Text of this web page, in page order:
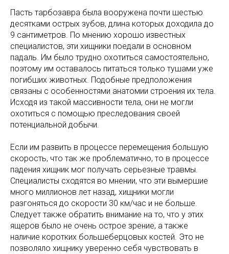
Пасть тарбозавра была вооружена почти шестью
десятками острых зубов, длина которых доходила до
9 сантиметров. По мнению хорошо известных
специалистов, эти хищники поедали в основном
падаль. Им было трудно охотиться самостоятельно,
поэтому им оставалось питаться только тушами уже
погибших животных. Подобные предположения
связаны с особенностями анатомии строения их тела.
Исходя из такой массивности тела, они не могли
охотиться с помощью преследования своей
потенциальной добычи.
Если им развить в процессе перемещения большую
скорость, что так же проблематично, то в процессе
падения хищник мог получать серьезные травмы.
Специалисты сходятся во мнении, что эти вымершие
много миллионов лет назад, хищники могли
разгоняться до скорости 30 км/час и не больше.
Следует также обратить внимание на то, что у этих
ящеров было не очень острое зрение, а также
наличие коротких большеберцовых костей. Это не
позволяло хищнику уверенно себя чувствовать в